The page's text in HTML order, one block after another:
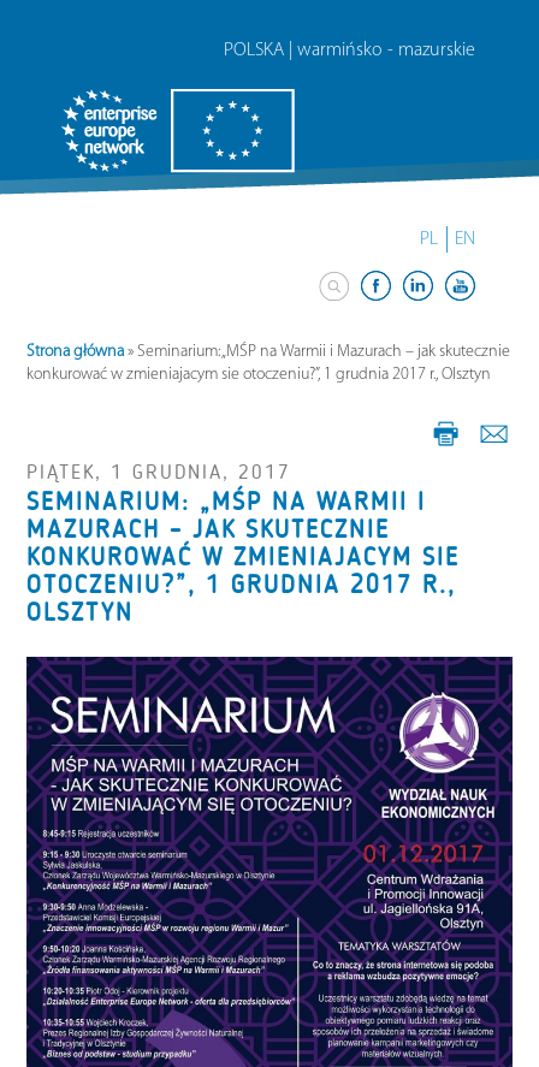
POLSKA | warmińsko - mazurskie
PL EN
Strona główna »Seminarium: „MŚP na Warmii i Mazurach – jak skutecznie
konkurować w zmieniajacym sie otoczeniu?”, 1 grudnia 2017 r., Olsztyn
PIĄTEK, 1 GRUDNIA, 2017
SEMINARIUM: „MŚP NA WARMII I
MAZURACH – JAK SKUTECZNIE
KONKUROWAĆ W ZMIENIAJACYM SIE
OTOCZENIU?”, 1 GRUDNIA 2017 R.,
OLSZTYN